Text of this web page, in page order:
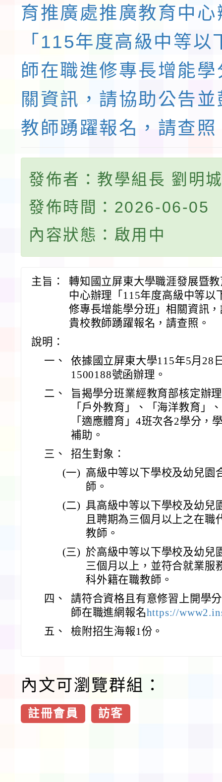
育推廣處推廣教育中心
「115年度高級中等以
師在職進修專長增能
關資訊，請協助公告
教師踴躍報名，請查照
發佈者：教學組長 劉明
發佈時間：2026-06-05
內容狀態：啟用中
主旨：
轉知國立屏東大學職涯發展暨
中心辦理「115年度高級中等以
修專長增能學分班」相關資訊
貴校教師踴躍報名，請查照。
說明：
一、
依據國立屏東大學115年5月28
1500188號函辦理。
二、
旨揭學分班業經教育部核定辦
「戶外教育」、「海洋教育」
「適應體育」4班次各2學分，
補助。
三、
招生對象：
(一) 高級中等以下學校及幼兒園
師。
(二) 具高級中等以下學校及幼兒
且聘期為三個月以上之在職
教師。
(三) 於高級中等以下學校及幼兒
三個月以上，並符合就業服
科外籍在職教師。
四、
請符合資格且有意修習上開學
師在職進網報名https://
五、
檢附招生海報1份。
內文可瀏覽群組：
註冊會員 訪客